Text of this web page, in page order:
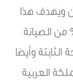
ويهدف هذا
إلى توطين أكثر من 55% من الصيانة
الثابتة وأيضا
العربية